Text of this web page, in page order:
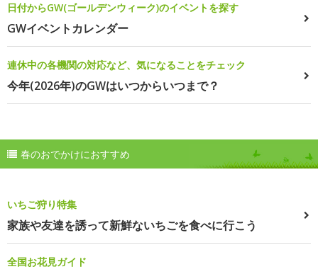
日付からGW(ゴールデンウィーク)のイベントを探す
GWイベントカレンダー
連休中の各機関の対応など、気になることをチェック
今年(2026年)のGWはいつからいつまで？
春のおでかけにおすすめ
いちご狩り特集
家族や友達を誘って新鮮ないちごを食べに行こう
全国お花見ガイド